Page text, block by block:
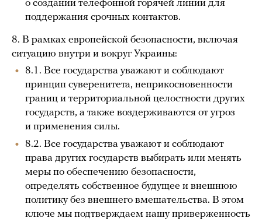
о создании телефонной горячей линии для
поддержания срочных контактов.
8. В рамках европейской безопасности, включая
ситуацию внутри и вокруг Украины:
8.1. Все государства уважают и соблюдают
принцип суверенитета, неприкосновенности
границ и территориальной целостности других
государств, а также воздерживаются от угроз
и применения силы.
8.2. Все государства уважают и соблюдают
права других государств выбирать или менять
меры по обеспечению безопасности,
определять собственное будущее и внешнюю
политику без внешнего вмешательства. В этом
ключе мы подтверждаем нашу приверженность